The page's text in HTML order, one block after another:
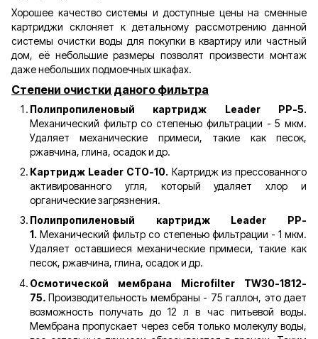
Хорошее качество системы и доступные цены на сменные
картриджи склоняет к детальному рассмотрению данной
системы очистки воды для покупки в квартиру или частный
дом, её небольшие размеры позволят произвести монтаж
даже небольших подмоечных шкафах.
Степени очистки даного фильтра
Полипропиленовый картридж Leader PP-5.
Механический фильтр со степенью фильтрации - 5 мкм.
Удаляет механические примеси, такие как песок,
ржавчина, глина, осадок и др.
Картридж Leader CTO-10. Картридж из прессованного
активированного угля, который удаляет хлор и
органические загрязнения.
Полипропиленовый картридж Leader PP-
1. Механический фильтр со степенью фильтрации - 1 мкм.
Удаляет оставшиеся механические примеси, такие как
песок, ржавчина, глина, осадок и др.
Осмотической мембрана Microfilter TW30-1812-
75. Производительность мембраны - 75 галлон, это дает
возможность получать до 12 л в час питьевой воды.
Мембрана пропускает через себя только молекулу воды,